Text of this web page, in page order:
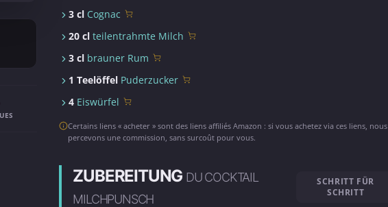
3 cl Cognac
20 clteilentrahmte Milch
3 cl brauner Rum
1 Teelöffel Puderzucker
4 Eiswürfel
Certains liens « acheter » sont des liens affiliés Amazon : si vous achetez via ces liens, nous
percevons une commission, sans surcoût pour vous.
ZUBEREITUNG DU COCKTAIL
MILCHPUNSCH
SCHRITT FÜR
SCHRITT